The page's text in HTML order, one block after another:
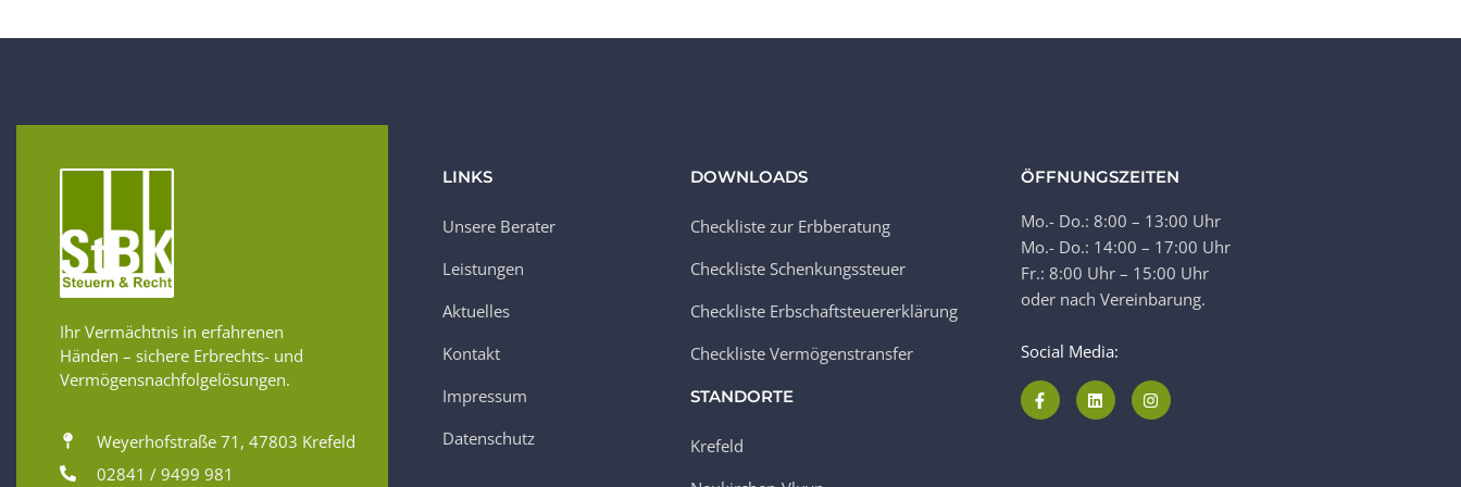
Ihr Vermächtnis in erfahrenen
Händen – sichere Erbrechts- und
Vermögensnachfolgelösungen.
Weyerhofstraße 71, 47803 Krefeld
02841 / 9499 981
LINKS
Unsere Berater
Leistungen
Aktuelles
Kontakt
Impressum
Datenschutz
DOWNLOADS
Checkliste zur Erbberatung
Checkliste Schenkungssteuer
Checkliste Erbschaftsteuererklärung
Checkliste Vermögenstransfer
STANDORTE
Krefeld
ÖFFNUNGSZEITEN
Mo.- Do.: 8:00 – 13:00 Uhr
Mo.- Do.: 14:00 – 17:00 Uhr
Fr.: 8:00 Uhr – 15:00 Uhr
oder nach Vereinbarung.
Social Media: